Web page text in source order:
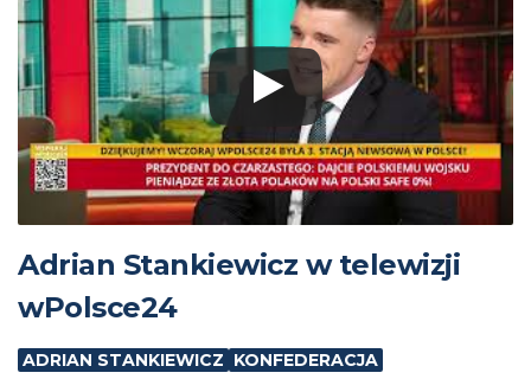
Adrian Stankiewicz w telewizji
wPolsce24
ADRIAN STANKIEWICZ KONFEDERACJA